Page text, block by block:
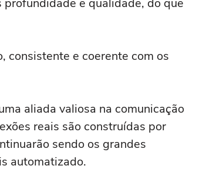
e qualidade, do que
consistente e coerente com os
aliada valiosa na comunicação
reais são construídas por
sendo os grandes
automatizado.